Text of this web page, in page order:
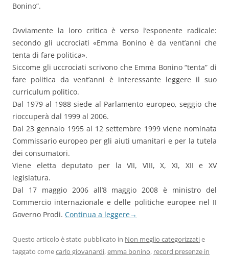
Bonino”.
Ovviamente la loro critica è verso l’esponente radicale:
secondo gli uccrociati «Emma Bonino è da vent’anni che
tenta di fare politica».
Siccome gli uccrociati scrivono che Emma Bonino “tenta” di
fare politica da vent’anni è interessante leggere il suo
curriculum politico.
Dal 1979 al 1988 siede al Parlamento europeo, seggio che
rioccuperà dal 1999 al 2006.
Dal 23 gennaio 1995 al 12 settembre 1999 viene nominata
Commissario europeo per gli aiuti umanitari e per la tutela
dei consumatori.
Viene eletta deputato per la VII, VIII, X, XI, XII e XV
legislatura.
Dal 17 maggio 2006 all’8 maggio 2008 è ministro del
Commercio internazionale e delle politiche europee nel II
Governo Prodi. Continua a leggere→
Questo articolo è stato pubblicato in Non meglio categorizzatie
taggato comecarlo giovanardi,emma bonino, record presenze in